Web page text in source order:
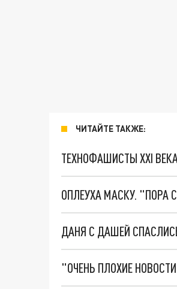
ЧИТАЙТЕ ТАКЖЕ:
ТЕХНОФАШИСТЫ XXI
ОПЛЕУХА МАСКУ. "ПОРА
ДАНЯ С ДАШЕЙ